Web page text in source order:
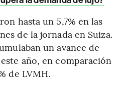
hasta un 5,7% en las
de la jornada en Suiza.
un avance de
año, en comparación
de LVMH.